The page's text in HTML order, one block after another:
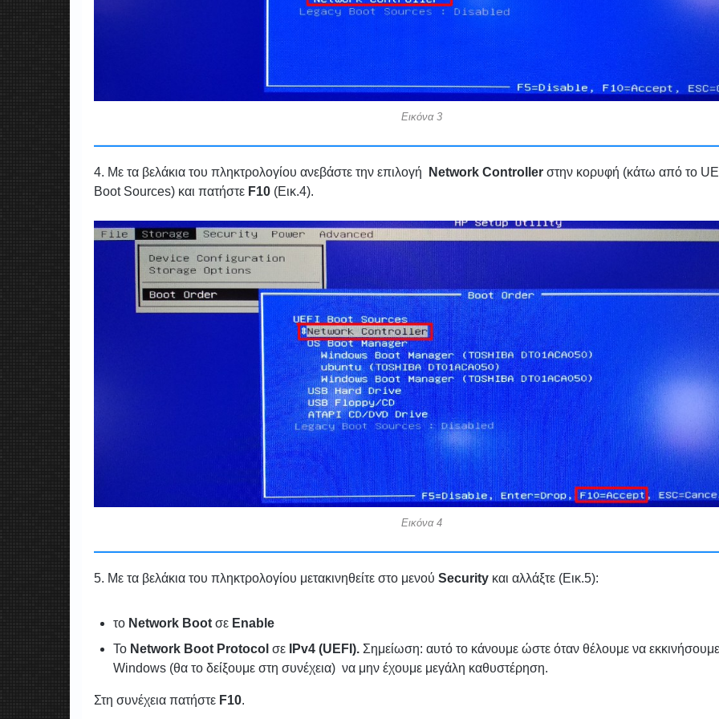
Εικόνα 3
4. Με τα βελάκια του πληκτρολογίου ανεβάστε την επιλογή Network Controller στην κορυφή (κάτω από το
Boot Sources) και πατήστε F10 (Εικ.4).
Εικόνα 4
5. Με τα βελάκια του πληκτρολογίου μετακινηθείτε στο μενού Security και αλλάξτε (Εικ.5):
το Network Boot σε Enable
To Network Boot Protocol σε IPv4 (UEFI). Σημείωση: αυτό το κάνουμε ώστε όταν θέλουμε να
Windows (θα το δείξουμε στη συνέχεια) να μην έχουμε μεγάλη καθυστέρηση.
Στη συνέχεια πατήστε F10.